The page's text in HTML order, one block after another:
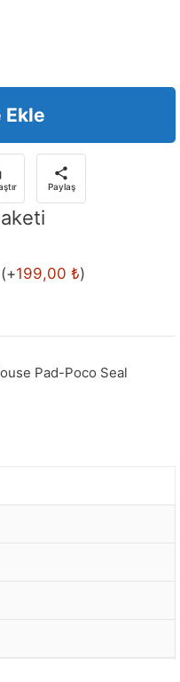
Ekle
Paylaş
(+199,00 ₺)
Pad-Poco Seal